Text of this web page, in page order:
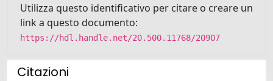
Utilizza questo identificativo per citare o creare un
link a questo documento:
https://hdl.handle.net/20.500.11768/20907
Citazioni